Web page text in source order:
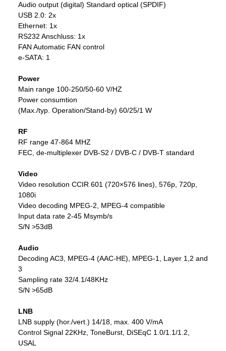
Audio output (digital) Standard optical (SPDIF)
USB 2.0: 2x
Ethernet: 1x
RS232 Anschluss: 1x
FAN Automatic FAN control
e-SATA: 1
Power
Main range 100-250/50-60 V/HZ
Power consumtion
(Max./typ. Operation/Stand-by) 60/25/1 W
RF
RF range 47-864 MHZ
FEC, de-multiplexer DVB-S2 / DVB-C / DVB-T standard
Video
Video resolution CCIR 601 (720×576 lines), 576p, 720p,
1080i
Video decoding MPEG-2, MPEG-4 compatible
Input data rate 2-45 Msymb/s
S/N >53dB
Audio
Decoding AC3, MPEG-4 (AAC-HE), MPEG-1, Layer 1,2 and
3
Sampling rate 32/4.1/48KHz
S/N >65dB
LNB
LNB supply (hor./vert.) 14/18, max. 400 V/mA
Control Signal 22KHz, ToneBurst, DiSEqC 1.0/1.1/1.2,
USAL